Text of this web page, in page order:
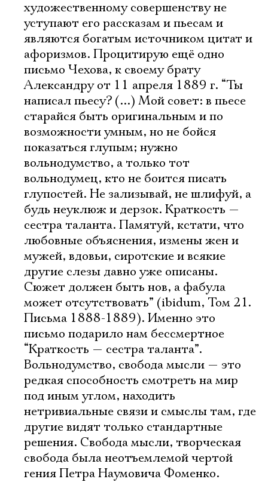
художественному совершенству не
уступают его рассказам и пьесам и
являются богатым источником цитат и
афоризмов. Процитирую ещё одно
письмо Чехова, к своему брату
Александру от 11 апреля 1889 г. “Ты
написал пьесу? (...) Мой совет: в пьесе
старайся быть оригинальным и по
возможности умным, но не бойся
показаться глупым; нужно
вольнодумство, а только тот
вольнодумец, кто не боится писать
глупостей. Не зализывай, не шлифуй, а
будь неуклюж и дерзок. Краткость —
сестра таланта. Памятуй, кстати, что
любовные объяснения, измены жен и
мужей, вдовьи, сиротские и всякие
другие слезы давно уже описаны.
Сюжет должен быть нов, а фабула
может отсутствовать” (ibidum, Том 21.
Письма 1888-1889). Именно это
письмо подарило нам бессмертное
“Краткость — сестра таланта”.
Вольнодумство, свобода мысли — это
редкая способность смотреть на мир
под иным углом, находить
нетривиальные связи и смыслы там, где
другие видят только стандартные
решения. Свобода мысли, творческая
свобода была неотъемлемой чертой
гения Петра Наумовича Фоменко.